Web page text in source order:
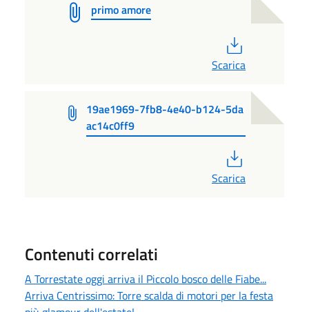
primo amore
Scarica
19ae1969-7fb8-4e40-b124-5da
ac14c0ff9
Scarica
Contenuti correlati
A Torrestate oggi arriva il Piccolo bosco delle Fiabe...
Arriva Centrissimo: Torre scalda di motori per la festa